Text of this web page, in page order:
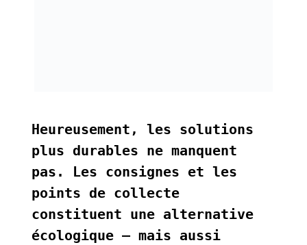
Heureusement, les solutions
plus durables ne manquent
pas. Les consignes et les
points de collecte
constituent une alternative
écologique – mais aussi